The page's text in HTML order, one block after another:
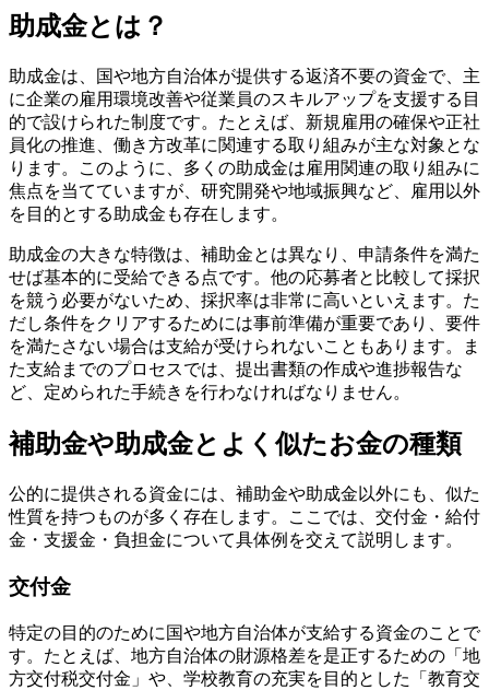
9-1.著者
助成金とは？
助成金は、国や地方自治体が提供する返済不要の資金で、主
に企業の雇用環境改善や従業員のスキルアップを支援する目
的で設けられた制度です。たとえば、新規雇用の確保や正社
員化の推進、働き方改革に関連する取り組みが主な対象とな
ります。このように、多くの助成金は雇用関連の取り組みに
焦点を当てていますが、研究開発や地域振興など、雇用以外
を目的とする助成金も存在します。
助成金の大きな特徴は、補助金とは異なり、申請条件を満た
せば基本的に受給できる点です。他の応募者と比較して採択
を競う必要がないため、採択率は非常に高いといえます。た
だし条件をクリアするためには事前準備が重要であり、要件
を満たさない場合は支給が受けられないこともあります。ま
た支給までのプロセスでは、提出書類の作成や進捗報告な
ど、定められた手続きを行わなければなりません。
補助金や助成金とよく似たお金の種類
公的に提供される資金には、補助金や助成金以外にも、似た
性質を持つものが多く存在します。ここでは、交付金・給付
金・支援金・負担金について具体例を交えて説明します。
交付金
特定の目的のために国や地方自治体が支給する資金のことで
す。たとえば、地方自治体の財源格差を是正するための「地
方交付税交付金」や、学校教育の充実を目的とした「教育交